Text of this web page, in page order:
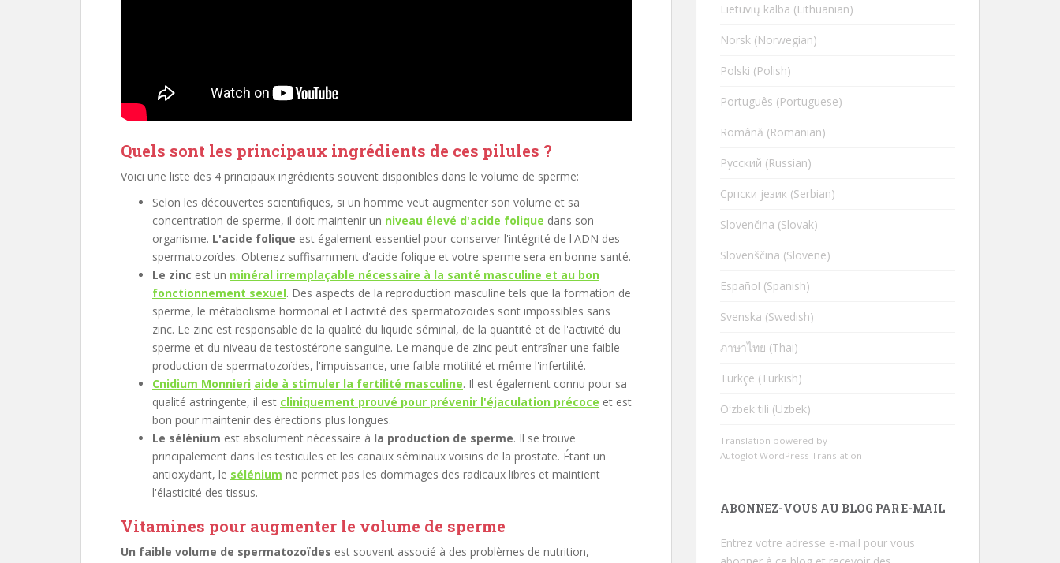
Quels sont les principaux ingrédients de ces pilules ?
Voici une liste des 4 principaux ingrédients souvent disponibles dans le volume de sperme:
Selon les découvertes scientifiques, si un homme veut augmenter son volume et sa
concentration de sperme, il doit maintenir un niveau élevé d'acide folique dans son
organisme. L'acide folique est également essentiel pour conserver l'intégrité de l'ADN des
spermatozoïdes. Obtenez suffisamment d'acide folique et votre sperme sera en bonne santé.
Le zinc est un minéral irremplaçable nécessaire à la santé masculine et au bon
fonctionnement sexuel. Des aspects de la reproduction masculine tels que la formation de
sperme, le métabolisme hormonal et l'activité des spermatozoïdes sont impossibles sans
zinc. Le zinc est responsable de la qualité du liquide séminal, de la quantité et de l'activité du
sperme et du niveau de testostérone sanguine. Le manque de zinc peut entraîner une faible
production de spermatozoïdes, l'impuissance, une faible motilité et même l'infertilité.
Cnidium Monnieri aide à stimuler la fertilité masculine. Il est également connu pour sa
qualité astringente, il est cliniquement prouvé pour prévenir l'éjaculation précoce et est
bon pour maintenir des érections plus longues.
Le sélénium est absolument nécessaire à la production de sperme. Il se trouve
principalement dans les testicules et les canaux séminaux voisins de la prostate. Étant un
antioxydant, le sélénium ne permet pas les dommages des radicaux libres et maintient
l'élasticité des tissus.
Vitamines pour augmenter le volume de sperme
Un faible volume de spermatozoïdes est souvent associé à des problèmes de nutrition,
Lietuvių kalba (Lithuanian)
Norsk (Norwegian)
Polski (Polish)
Português (Portuguese)
Română (Romanian)
Русский (Russian)
Cрпски језик (Serbian)
Slovenčina (Slovak)
Slovenščina (Slovene)
Español (Spanish)
Svenska (Swedish)
ภาษาไทย (Thai)
Türkçe (Turkish)
Oʻzbek tili (Uzbek)
Translation powered by
Autoglot WordPress Translation
ABONNEZ-VOUS AU BLOG PAR E-MAIL
Entrez votre adresse e-mail pour vous